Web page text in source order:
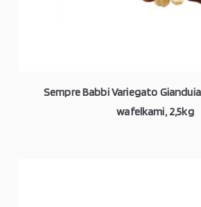
Sempre Babbi Variegato
wafelkami, 2,5kg